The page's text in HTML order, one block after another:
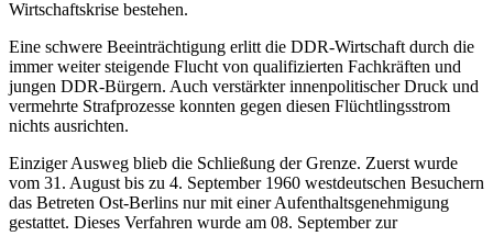
Wirtschaftskrise bestehen.
Eine schwere Beeinträchtigung erlitt die DDR-Wirtschaft durch die
immer weiter steigende Flucht von qualifizierten Fachkräften und
jungen DDR-Bürgern. Auch verstärkter innenpolitischer Druck und
vermehrte Strafprozesse konnten gegen diesen Flüchtlingsstrom
nichts ausrichten.
Einziger Ausweg blieb die Schließung der Grenze. Zuerst wurde
vom 31. August bis zu 4. September 1960 westdeutschen Besuchern
das Betreten Ost-Berlins nur mit einer Aufenthaltsgenehmigung
gestattet. Dieses Verfahren wurde am 08. September zur